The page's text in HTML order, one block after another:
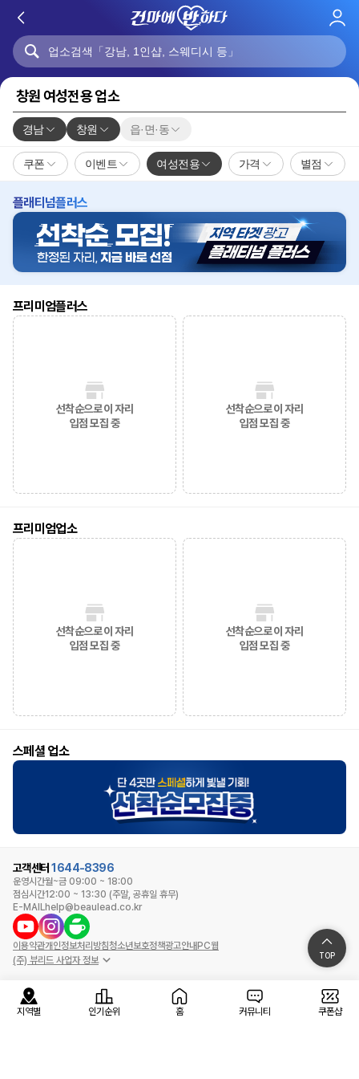
로
창원 여성전용 업소
경남 창원 읍·면·동
쿠폰 이벤트 여성전용 가격 별점
플래티넘플러스
프리미엄플러스
선착순으로 이 자리
입점 모집 중
선착순으로 이 자리
입점 모집 중
프리미엄업소
선착순으로 이 자리
입점 모집 중
선착순으로 이 자리
입점 모집 중
스페셜 업소
고객센터 1644-8396
운영시간월~금 09:00 ~ 18:00
점심시간12:00 ~ 13:30 (주말, 공휴일 휴무)
E-MAILhelp@beaulead.co.kr
이용약관개인정보처리방침청소년보호정책광고안내PC웹
(주) 뷰리드 사업자 정보
지역별 인기순위 홈 커뮤니티 쿠폰샵
TOP